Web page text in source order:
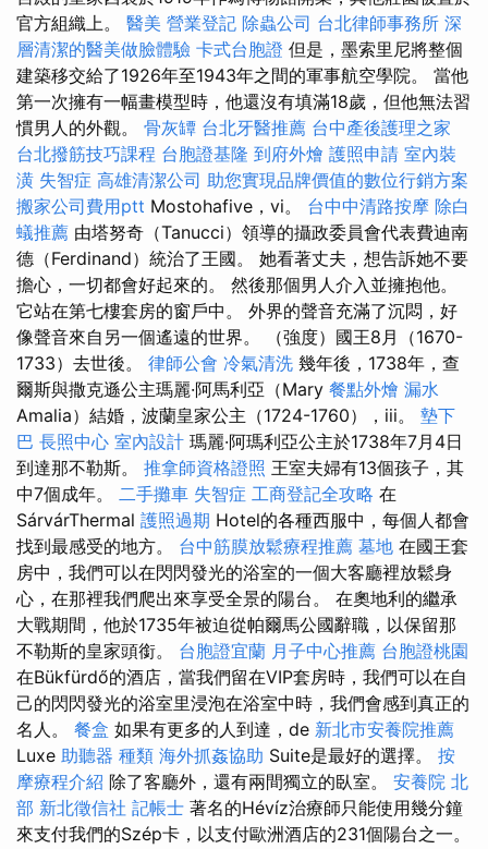
官方組織上。 醫美 營業登記 除蟲公司 台北律師事務所 深
層清潔的醫美做臉體驗 卡式台胞證 但是，墨索里尼將整個
建築移交給了1926年至1943年之間的軍事航空學院。 當他
第一次擁有一幅畫模型時，他還沒有填滿18歲，但他無法習
慣男人的外觀。 骨灰罈 台北牙醫推薦 台中產後護理之家
台北撥筋技巧課程 台胞證基隆 到府外燴 護照申請 室內裝
潢 失智症 高雄清潔公司 助您實現品牌價值的數位行銷方案
搬家公司費用ptt Mostohafive，vi。 台中中清路按摩 除白
蟻推薦 由塔努奇（Tanucci）領導的攝政委員會代表費迪南
德（Ferdinand）統治了王國。 她看著丈夫，想告訴她不要
擔心，一切都會好起來的。 然後那個男人介入並擁抱他。
它站在第七​​樓套房的窗戶中。 外界的聲音充滿了沉悶，好
像聲音來自另一個遙遠的世界。 （強度）國王8月（1670-
1733）去世後。 律師公會 冷氣清洗 幾年後，1738年，查
爾斯與撒克遜公主瑪麗·阿馬利亞（Mary 餐點外燴 漏水
Amalia）結婚，波蘭皇家公主（1724-1760），iii。 墊下
巴 長照中心 室內設計 瑪麗·阿瑪利亞公主於1738年7月4日
到達那不勒斯。 推拿師資格證照 王室夫婦有13個孩子，其
中7個成年。 二手攤車 失智症 工商登記全攻略 在
SárvárThermal 護照過期 Hotel的各種西服中，每個人都會
找到最感受的地方。 台中筋膜放鬆療程推薦 墓地 在國王套
房中，我們可以在閃閃發光的浴室的一個大客廳裡放鬆身
心，在那裡我們爬出來享受全景的陽台。 在奧地利的繼承
大戰期間，他於1735年被迫從帕爾馬公國辭職，以保留那
不勒斯的皇家頭銜。 台胞證宜蘭 月子中心推薦 台胞證桃園
在Bükfürdő的酒店，當我們留在VIP套房時，我們可以在自
己的閃閃發光的浴室里浸泡在浴室中時，我們會感到真正的
名人。 餐盒 如果有更多的人到達，de 新北市安養院推薦
Luxe 助聽器 種類 海外抓姦協助 Suite是最好的選擇。 按
摩療程介紹 除了客廳外，還有兩間獨立的臥室。 安養院 北
部 新北徵信社 記帳士 著名的Hévíz治療師只能使用幾分鐘
來支付我們的Szép卡，以支付歐洲酒店的231個陽台之一。